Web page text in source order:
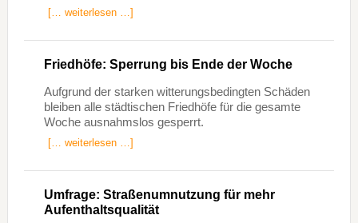
[… weiterlesen …]
Friedhöfe: Sperrung bis Ende der Woche
Aufgrund der starken witterungsbedingten Schäden
bleiben alle städtischen Friedhöfe für die gesamte
Woche ausnahmslos gesperrt.
[… weiterlesen …]
Umfrage: Straßenumnutzung für mehr
Aufenthaltsqualität